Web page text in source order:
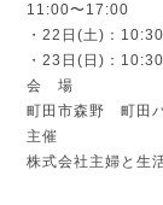
11:00〜17:00
・22日(土)：
・23日(日)：
会 場
町田市森野 町田
主催
株式会社主婦と生